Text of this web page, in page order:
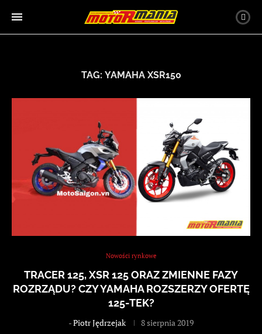
TAG: YAMAHA XSR150
Nowości rynkowe
TRACER 125, XSR 125 ORAZ ZMIENNE FAZY
ROZRZĄDU? CZY YAMAHA ROZSZERZY OFERTĘ
125-TEK?
-Piotr Jędrzejak 8 sierpnia 2019